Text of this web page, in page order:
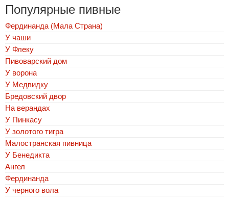
Популярные пивные
Фердинанда (Мала Страна)
У чаши
У Флеку
Пивоварский дом
У ворона
У Медвидку
Бредовский двор
На верандах
У Пинкасу
У золотого тигра
Малостранская пивница
У Бенедикта
Ангел
Фердинанда
У черного вола